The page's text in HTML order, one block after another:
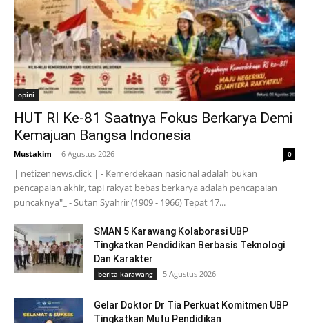
opini
HUT RI Ke-81 Saatnya Fokus Berkarya Demi
Kemajuan Bangsa Indonesia
Mustakim - 6 Agustus 2026 0
| netizennews.click | - Kemerdekaan nasional adalah bukan
pencapaian akhir, tapi rakyat bebas berkarya adalah pencapaian
puncaknya"_ - Sutan Syahrir (1909 - 1966) Tepat 17...
SMAN 5 Karawang Kolaborasi UBP
Tingkatkan Pendidikan Berbasis Teknologi
Dan Karakter
berita karawang 5 Agustus 2026
Gelar Doktor Dr Tia Perkuat Komitmen UBP
Tingkatkan Mutu Pendidikan